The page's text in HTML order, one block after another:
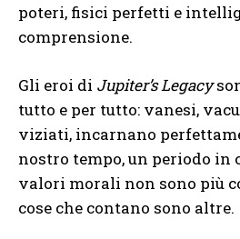
poteri, fisici perfetti e
comprensione.
Gli eroi di Jupiter’s Legacy
tutto e per tutto: vanesi,
viziati, incarnano
nostro tempo, un periodo in
valori morali non sono più
cose che contano sono altre.